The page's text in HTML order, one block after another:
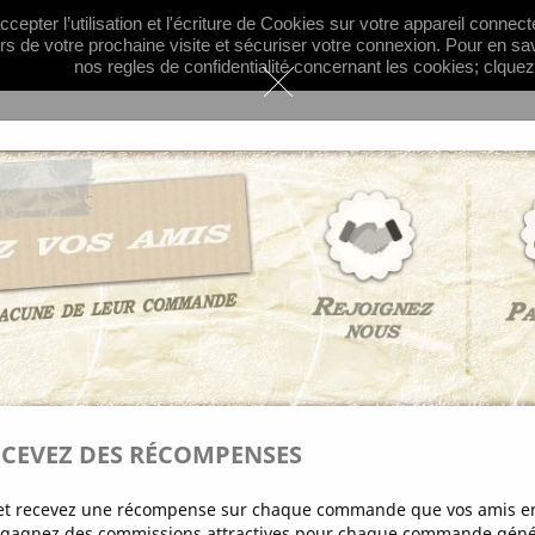
l’utilisation et l'écriture de Cookies sur votre appareil
de votre prochaine visite et sécuriser votre connexion. Pour en
nos regles de confidentialité concernant les cookies; clquez
Français Devise :
INFORMATIONS PLUS...
Mixte
Pendentifs Charms et Breloques Breloque Pentacle
BRELOQUE
1,10 €
Quantité
DES RÉCOMPENSES
recevez une récompense sur chaque commande que vos amis